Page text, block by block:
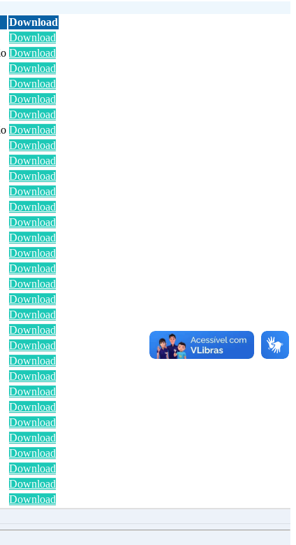
Download
Download
Download
Download
Download
Download
Download
Download
Download
Download
Download
Download
Download
Download
Download
Download
Download
Download
Download
Download
Download
Download
Download
Download
Download
Download
Download
Download
Download
Download
Download
Download